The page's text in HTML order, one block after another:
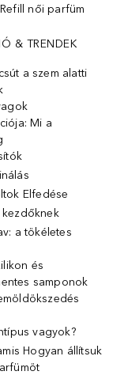
női parfüm
& TRENDEK
a szem alatti
Mi a
Elfedése
kezdőknek
a tökéletes
és
samponok
vagyok?
Hogyan állítsuk